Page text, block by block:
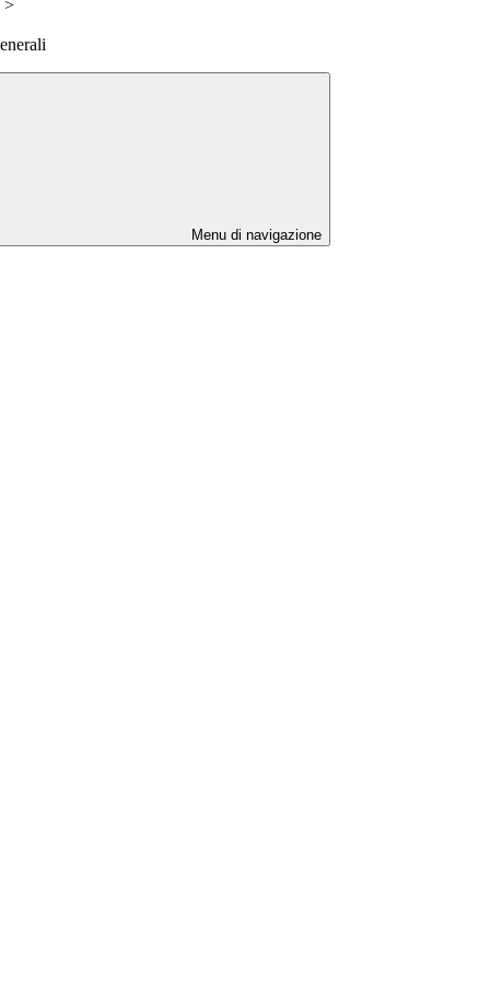
>
Menu di navigazione